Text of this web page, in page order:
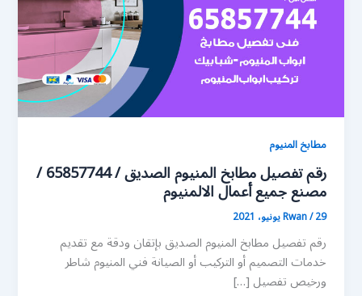
مطابخ المنيوم
رقم تفصيل مطابخ المنيوم الصديق / 65857744 /
مصنع جميع أعمال الالمنيوم
Rwan/29 يونيو، 2021
رقم تفصيل مطابخ المنيوم الصديق بإتقان ودقة مع تقديم
خدمات التصميم أو التركيب أو الصيانة فني المنيوم شاطر
ورخيص تفصيل […]